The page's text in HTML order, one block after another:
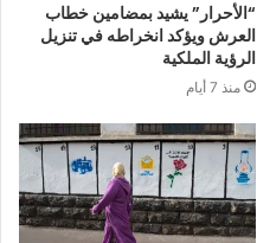
“الأحرار” يشيد بمضامين خطاب
العرش ويؤكد انخراطه في تنزيل
الرؤية الملكية
منذ 7 أيام